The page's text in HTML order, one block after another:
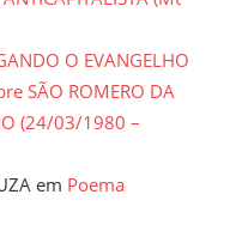
O EVANGELHO
SÃO ROMERO DA
(24/03/1980 –
em Poema